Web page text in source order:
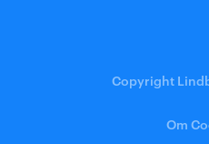
Copyright
Om